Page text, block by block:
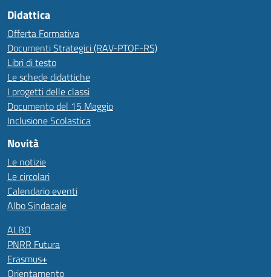
Didattica
Offerta Formativa
Documenti Strategici (RAV-PTOF-RS)
Libri di testo
Le schede didattiche
I progetti delle classi
Documento del 15 Maggio
Inclusione Scolastica
Novità
Le notizie
Le circolari
Calendario eventi
Albo Sindacale
ALBO
PNRR Futura
Erasmus+
Orientamento